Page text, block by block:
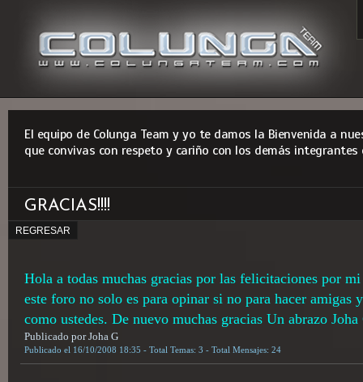
El equipo de Colunga Team y yo te damos la Bienvenida a
que convivas con respeto y cariño con los demás integrantes
GRACIAS!!!!
REGRESAR
Hola a todas muchas gracias por las felicitaciones por
este foro no solo es para opinar si no para hacer amigas
como ustedes. De nuevo muchas gracias Un abrazo
Publicado por Joha G
Publicado el 16/10/2008 18:35 - Total Temas: 3 - Total Mensajes: 24